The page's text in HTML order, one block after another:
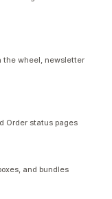
the wheel, newsletter
Order status pages
and bundles